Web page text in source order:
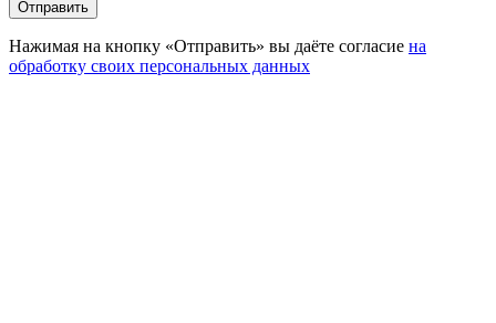
Нажимая на кнопку «Отправить» вы даёте согласие на
обработку своих персональных данных